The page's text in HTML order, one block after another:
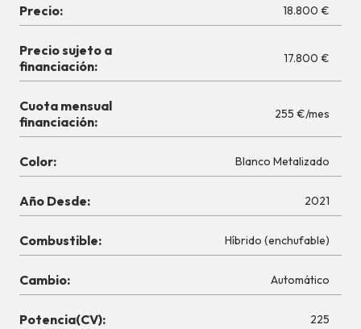
Precio: 18.800 €
Precio sujeto a
financiación:
17.800 €
Cuota mensual
financiación:
255 €/mes
Color: Blanco Metalizado
Año Desde: 2021
Combustible: Híbrido (enchufable)
Cambio: Automático
Potencia(CV): 225